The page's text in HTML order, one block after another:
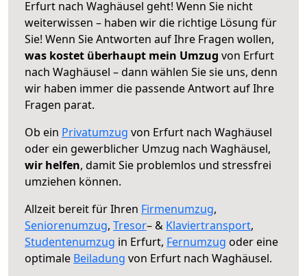
Erfurt nach Waghäusel geht! Wenn Sie nicht
weiterwissen – haben wir die richtige Lösung für
Sie! Wenn Sie Antworten auf Ihre Fragen wollen,
was kostet überhaupt mein Umzug von Erfurt
nach Waghäusel – dann wählen Sie sie uns, denn
wir haben immer die passende Antwort auf Ihre
Fragen parat.
Ob ein Privatumzug von Erfurt nach Waghäusel
oder ein gewerblicher Umzug nach Waghäusel,
wir helfen, damit Sie problemlos und stressfrei
umziehen können.
Allzeit bereit für Ihren Firmenumzug,
Seniorenumzug, Tresor– & Klaviertransport,
Studentenumzug in Erfurt, Fernumzug oder eine
optimale Beiladung von Erfurt nach Waghäusel.